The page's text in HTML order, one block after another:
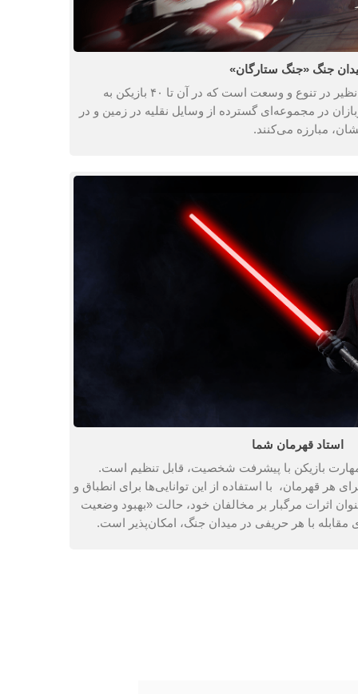
جنگ «جنگ ستارگان»
حالت چند نفره جنگ ستارگان بی نظیر در تنوع و وسعت است که در آن تا ۴۰ بازیکن به
در مجموعه‌ای گسترده از وسایل نقلیه در زمین و در
مبارزه می‌کنند.
استاد قهرمان شما
بازیکن با پیشرفت شخصیت، قابل تنظیم است.
هر قهرمان، با استفاده از این توانایی‌ها برای انطباق و
اثرات مرگبار بر مخالفان خود، حالت «بهبود وضعیت
مقابله با هر حریفی در میدان جنگ، امکان‌پذیر است.